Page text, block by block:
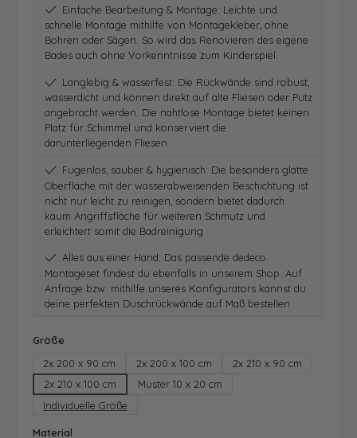
Einfache Bearbeitung & Montage: Leichte und
schnelle Montage mithilfe von Montagekleber, ohne
Bohren oder Sägen. So wird das Renovieren des eigene
Bades auch ohne Vorkenntnisse zum Kinderspiel.
Langlebig & wasserfest: Die Rückwände sind robust,
wasserdicht und können direkt auf alte Fliesen oder Putz
angebracht werden. Die nahtlose Montage bietet keinen
Platz für Schimmel und konserviert die
darunterliegenden Fliesen
Fugenlos, sauber & hygienisch: Die besonders glatte
Oberfläche mit der wasserabweisenden Beschichtung ist
nicht nur leicht zu reinigen, sondern bietet dadurch
kaum Angriffsfläche für weiteren Schmutz und
erleichtert somit die Badreinigung
Alles aus einer Hand: Das passende dedeco
Montageset findest du ebenfalls in unserem Shop. Auf
Anfrage bzw. mithilfe unseres Konfigurators kannst du
deine perfekten Duschrückwände auf Maß bestellen
Größe
2x 200 x 90 cm
2x 200 x 100 cm
2x 210 x 90 cm
2x 210 x 100 cm
Muster 10 x 20 cm
Individuelle Größe
Material